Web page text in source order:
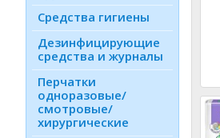
Средства гигиены
Дезинфици­рующие
средства и журналы
Перчатки
одноразовые/
смотровые/
хирургические